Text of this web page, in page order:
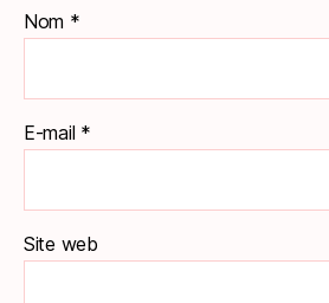
Nom *
E-mail *
Site web